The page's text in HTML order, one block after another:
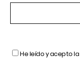
He leído y acepto la